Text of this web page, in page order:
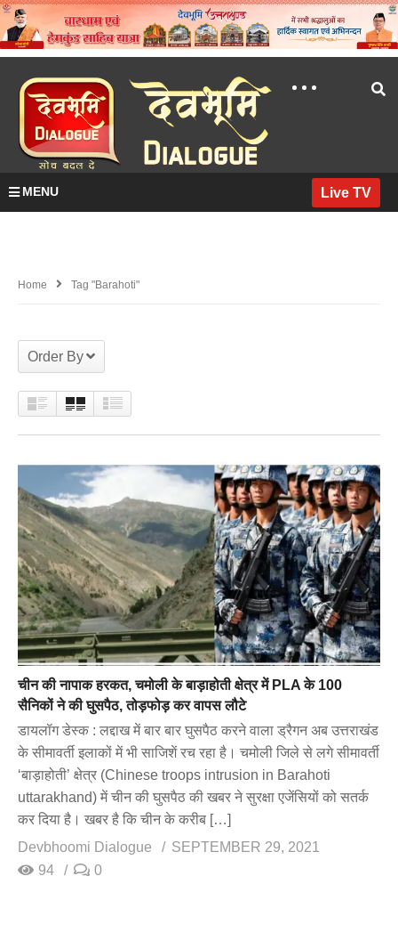
MENU Live TV
Home Tag "Barahoti"
Order By
चीन की नापाक हरकत, चमोली के बाड़ाहोती क्षेत्र में PLA के 100
सैनिकों ने की घुसपैठ, तोड़फोड़ कर वापस लौटे
डायलॉग डेस्क : लद्दाख में बार बार घुसपैठ करने वाला ड्रैगन अब उत्तराखंड
के सीमावर्ती इलाकों में भी साजिशें रच रहा है। चमोली जिले से लगे सीमावर्ती
‘बाड़ाहोती’ क्षेत्र (Chinese troops intrusion in Barahoti
uttarakhand) में चीन की घुसपैठ की खबर ने सुरक्षा एजेंसियों को सतर्क
कर दिया है। खबर है कि चीन के करीब […]
Devbhoomi Dialogue
SEPTEMBER 29, 2021
94
0